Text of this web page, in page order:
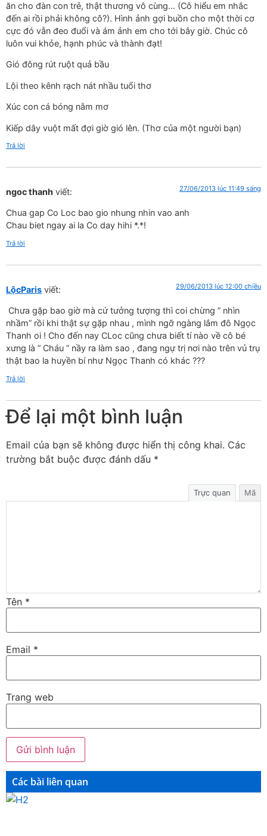
ăn cho đàn con trẻ, thật thương vô cùng… (Cô hiểu em nhắc
đến ai rồi phải không cô?). Hình ảnh gợi buồn cho một thời cơ
cực đó vẫn đeo đuổi và ám ảnh em cho tới bây giờ. Chúc cô
luôn vui khỏe, hạnh phúc và thành đạt!
Gió đông rút ruột quả bầu
Lội theo kênh rạch nát nhầu tuổi thơ
Xúc con cá bóng nằm mơ
Kiếp dây vuột mất đợi giờ gió lên. (Thơ của một người bạn)
Trả lời
ngoc thanh viết: 27/06/2013 lúc 11:49 sáng
Chua gap Co Loc bao gio nhung nhin vao anh
Chau biet ngay ai la Co day hihi *.*!
Trả lời
LộcParis viết: 29/06/2013 lúc 12:00 chiều
Chưa gặp bao giờ mà cứ tưởng tượng thì coi chừng ” nhìn
nhầm” rồi khi thật sự gặp nhau , mình ngỡ ngàng lắm đô Ngọc
Thanh oi ! Cho đến nay CLoc cũng chưa biết tí nào về cô bé
xưng là ” Cháu ” nầy ra làm sao , đang ngự trị nơi nào trên vủ trụ
thật bao la huyền bí như Ngọc Thanh có khác ???
Trả lời
Để lại một bình luận
Email của bạn sẽ không được hiển thị công khai. Các
trường bắt buộc được đánh dấu *
Trực quan Mã
Tên *
Email *
Trang web
Các bài liên quan